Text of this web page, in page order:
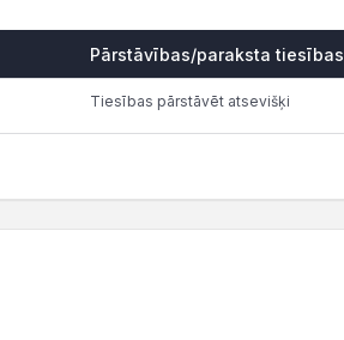
Pārstāvības/paraksta tiesības
Tiesības pārstāvēt atsevišķi